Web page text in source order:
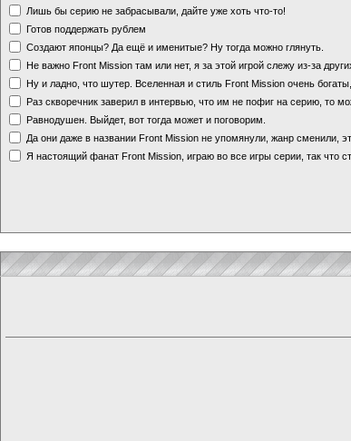
Лишь бы серию не забрасывали, дайте уже хоть что-то!
Готов поддержать рублем
Создают японцы? Да ещё и именитые? Ну тогда можно глянуть.
Не важно Front Mission там или нет, я за этой игрой слежу из-за
Ну и ладно, что шутер. Вселенная и стиль Front Mission очень
Раз скворечник заверил в интервью, что им не пофиг на серию, то
Равнодушен. Выйдет, вот тогда может и поговорим.
Да они даже в названии Front Mission не упомянули, жанр сменили,
Я настоящий фанат Front Mission, играю во все игры серии, так что